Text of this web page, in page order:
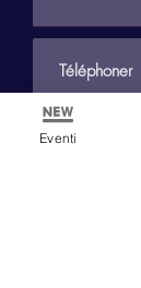
Eventi